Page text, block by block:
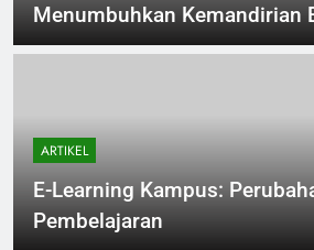
Menumbuhkan Kemandirian
Perekonomian Kampus
ARTIKEL
E-Learning Kampus:
Pembelajaran